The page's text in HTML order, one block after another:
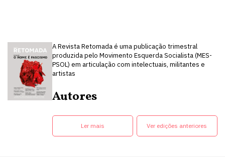
A Revista Retomada é uma publicação trimestral
produzida pelo Movimento Esquerda Socialista (MES-
PSOL) em articulação com intelectuais, militantes e
artistas
Autores
Ler mais Ver edições anteriores